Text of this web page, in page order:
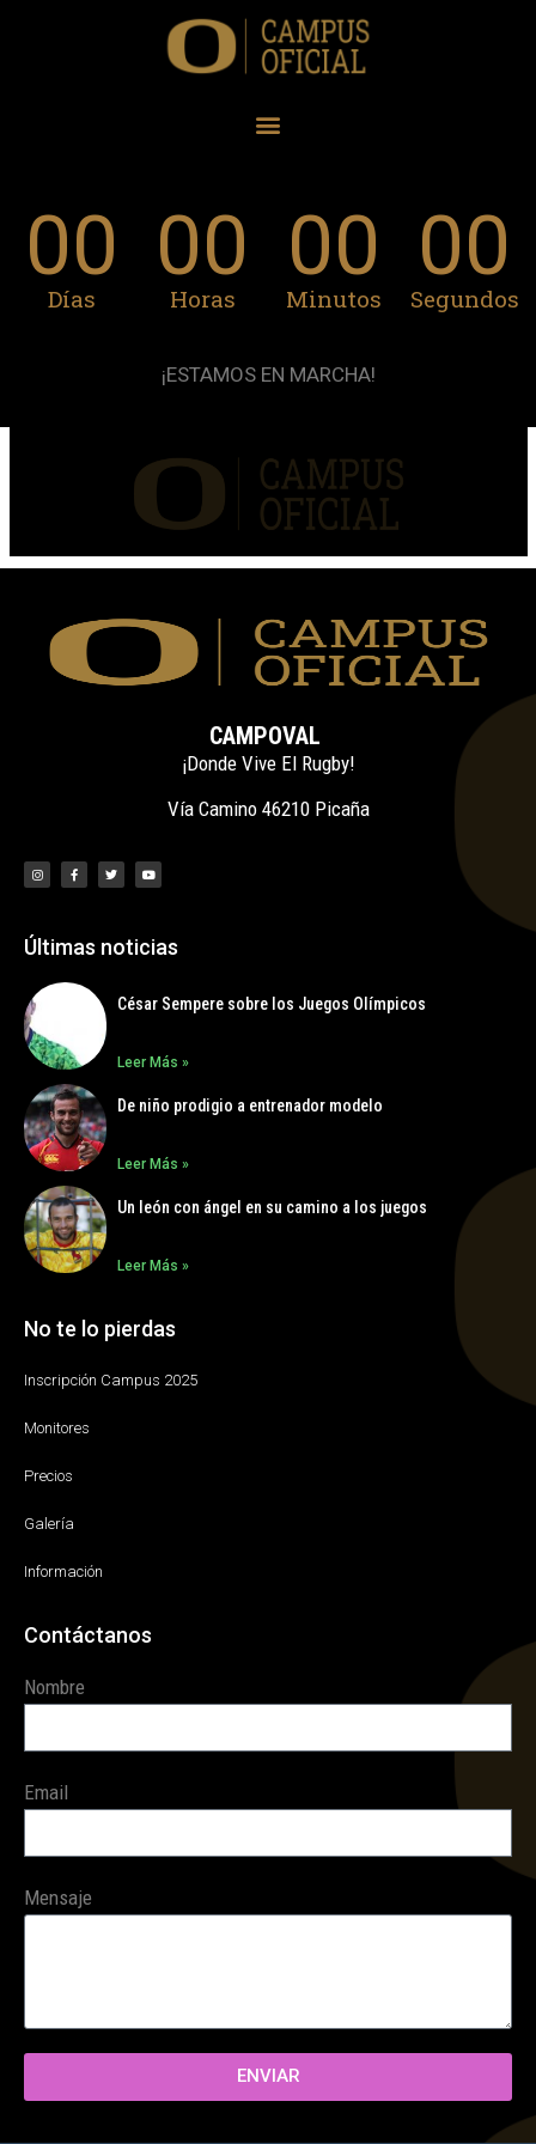
00
Días
00
Horas
00
Minutos
00
Segundos
¡ESTAMOS EN MARCHA!
CAMPOVAL
¡Donde Vive El Rugby!
Vía Camino 46210 Picaña
Últimas noticias
César Sempere sobre los Juegos Olímpicos
Leer Más »
De niño prodigio a entrenador modelo
Leer Más »
Un león con ángel en su camino a los juegos
Leer Más »
No te lo pierdas
Inscripción Campus 2025
Monitores
Precios
Galería
Información
Contáctanos
Nombre
Email
Mensaje
ENVIAR